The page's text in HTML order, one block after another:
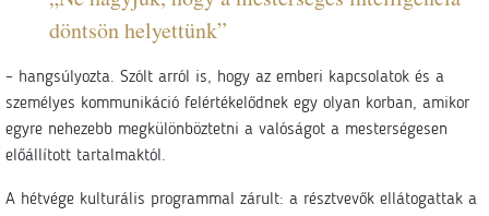
döntsön helyettünk”
– hangsúlyozta. Szólt arról is, hogy az emberi kapcsolatok és a
személyes kommunikáció felértékelődnek egy olyan korban, amikor
egyre nehezebb megkülönböztetni a valóságot a mesterségesen
előállított tartalmaktól.
A hétvége kulturális programmal zárult: a résztvevők ellátogattak a